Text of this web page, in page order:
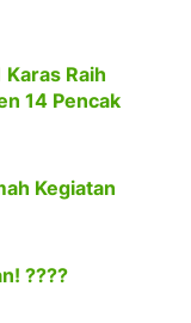
Karas Raih
14 Pencak
Kegiatan
????